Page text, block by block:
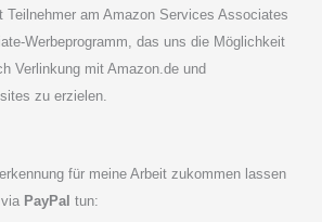
am Amazon Services Associates
Werbeprogramm, das uns die Möglichkeit
Verlinkung mit Amazon.de und
zu erzielen.
für meine Arbeit zukommen lassen
PayPal tun: